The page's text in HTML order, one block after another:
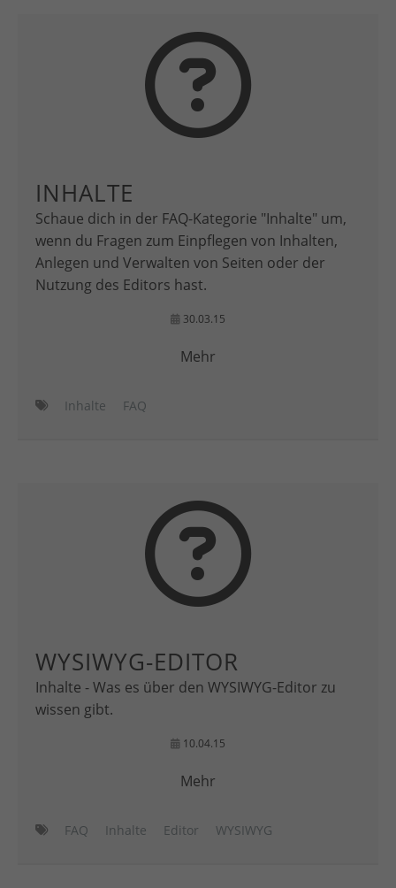
INHALTE
Schaue dich in der FAQ-Kategorie "Inhalte" um,
wenn du Fragen zum Einpflegen von Inhalten,
Anlegen und Verwalten von Seiten oder der
Nutzung des Editors hast.
30.03.15
Mehr
Inhalte FAQ
WYSIWYG-EDITOR
Inhalte - Was es über den WYSIWYG-Editor zu
wissen gibt.
10.04.15
Mehr
FAQ Inhalte Editor WYSIWYG